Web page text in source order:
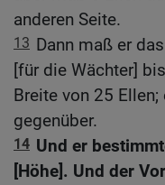
anderen Seite.
13 Dann maß er
[für die Wächter]
Breite von 25
gegenüber.
14 Und er
[Höhe]. Und der